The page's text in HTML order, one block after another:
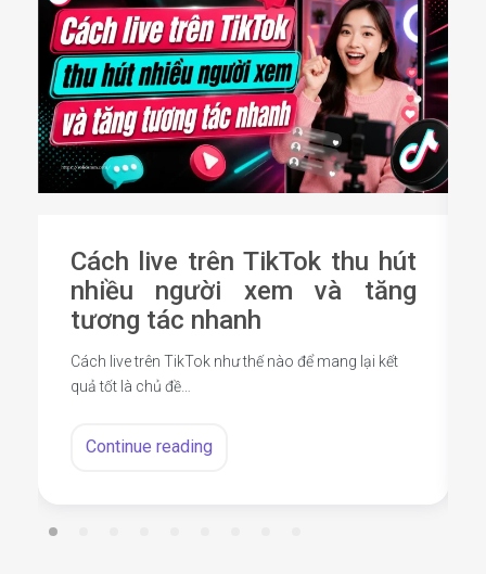
Cách live trên TikTok thu hút
nhiều người xem và tăng
tương tác nhanh
Cách live trên TikTok như thế nào để mang lại kết
quả tốt là chủ đề…
Continue reading